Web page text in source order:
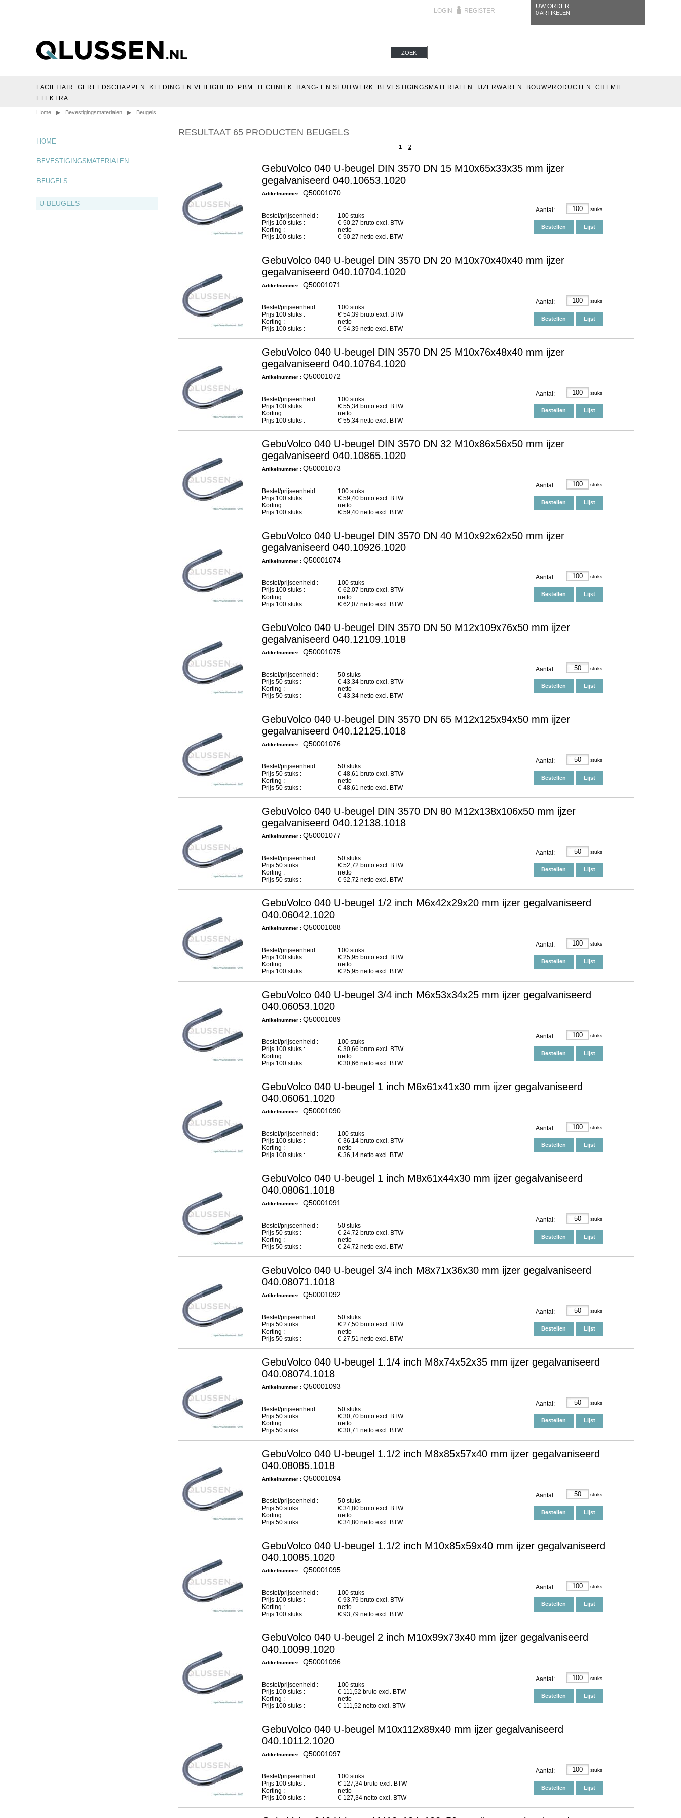
UW ORDER
0 ARTIKELEN
ZOEK
LOGIN REGISTER
FACILITAIR GEREEDSCHAPPEN KLEDING EN VEILIGHEID PBM TECHNIEK HANG- EN SLUITWERK BEVESTIGINGSMATERIALEN IJZERWAREN BOUWPRODUCTEN
CHEMIE
ELEKTRA
Home ▶ Bevestigingsmaterialen ▶ Beugels
HOME
BEVESTIGINGSMATERIALEN
BEUGELS
U-BEUGELS
RESULTAAT 65 PRODUCTEN BEUGELS
1 2
GebuVolco 040 U-beugel DIN 3570 DN 15 M10x65x33x35 mm ijzer
gegalvaniseerd 040.10653.1020
Artikelnummer : Q50001070
Bestel/prijseenheid :
100 stuks
Prijs 100 stuks : € 50,27 bruto excl. BTW
Korting :
netto
Prijs 100 stuks : € 50,27 netto excl. BTW
Aantal: stuks
Bestellen Lijst
GebuVolco 040 U-beugel DIN 3570 DN 20 M10x70x40x40 mm ijzer
gegalvaniseerd 040.10704.1020
Artikelnummer : Q50001071
Bestel/prijseenheid :
100 stuks
Prijs 100 stuks : € 54,39 bruto excl. BTW
Korting :
netto
Prijs 100 stuks : € 54,39 netto excl. BTW
Aantal: stuks
Bestellen Lijst
GebuVolco 040 U-beugel DIN 3570 DN 25 M10x76x48x40 mm ijzer
gegalvaniseerd 040.10764.1020
Artikelnummer : Q50001072
Bestel/prijseenheid :
100 stuks
Prijs 100 stuks : € 55,34 bruto excl. BTW
Korting :
netto
Prijs 100 stuks : € 55,34 netto excl. BTW
Aantal: stuks
Bestellen Lijst
GebuVolco 040 U-beugel DIN 3570 DN 32 M10x86x56x50 mm ijzer
gegalvaniseerd 040.10865.1020
Artikelnummer : Q50001073
Bestel/prijseenheid :
100 stuks
Prijs 100 stuks : € 59,40 bruto excl. BTW
Korting :
netto
Prijs 100 stuks : € 59,40 netto excl. BTW
Aantal: stuks
Bestellen Lijst
GebuVolco 040 U-beugel DIN 3570 DN 40 M10x92x62x50 mm ijzer
gegalvaniseerd 040.10926.1020
Artikelnummer : Q50001074
Bestel/prijseenheid :
100 stuks
Prijs 100 stuks : € 62,07 bruto excl. BTW
Korting :
netto
Prijs 100 stuks : € 62,07 netto excl. BTW
Aantal: stuks
Bestellen Lijst
GebuVolco 040 U-beugel DIN 3570 DN 50 M12x109x76x50 mm ijzer
gegalvaniseerd 040.12109.1018
Artikelnummer : Q50001075
Bestel/prijseenheid :
50 stuks
Prijs 50 stuks : € 43,34 bruto excl. BTW
Korting :
netto
Prijs 50 stuks : € 43,34 netto excl. BTW
Aantal: stuks
Bestellen Lijst
GebuVolco 040 U-beugel DIN 3570 DN 65 M12x125x94x50 mm ijzer
gegalvaniseerd 040.12125.1018
Artikelnummer : Q50001076
Bestel/prijseenheid :
50 stuks
Prijs 50 stuks : € 48,61 bruto excl. BTW
Korting :
netto
Prijs 50 stuks : € 48,61 netto excl. BTW
Aantal: stuks
Bestellen Lijst
GebuVolco 040 U-beugel DIN 3570 DN 80 M12x138x106x50 mm ijzer
gegalvaniseerd 040.12138.1018
Artikelnummer : Q50001077
Bestel/prijseenheid :
50 stuks
Prijs 50 stuks : € 52,72 bruto excl. BTW
Korting :
netto
Prijs 50 stuks : € 52,72 netto excl. BTW
Aantal: stuks
Bestellen Lijst
GebuVolco 040 U-beugel 1/2 inch M6x42x29x20 mm ijzer gegalvaniseerd
040.06042.1020
Artikelnummer : Q50001088
Bestel/prijseenheid :
100 stuks
Prijs 100 stuks : € 25,95 bruto excl. BTW
Korting :
netto
Prijs 100 stuks : € 25,95 netto excl. BTW
Aantal: stuks
Bestellen Lijst
GebuVolco 040 U-beugel 3/4 inch M6x53x34x25 mm ijzer gegalvaniseerd
040.06053.1020
Artikelnummer : Q50001089
Bestel/prijseenheid :
100 stuks
Prijs 100 stuks : € 30,66 bruto excl. BTW
Korting :
netto
Prijs 100 stuks : € 30,66 netto excl. BTW
Aantal: stuks
Bestellen Lijst
GebuVolco 040 U-beugel 1 inch M6x61x41x30 mm ijzer gegalvaniseerd
040.06061.1020
Artikelnummer : Q50001090
Bestel/prijseenheid :
100 stuks
Prijs 100 stuks : € 36,14 bruto excl. BTW
Korting :
netto
Prijs 100 stuks : € 36,14 netto excl. BTW
Aantal: stuks
Bestellen Lijst
GebuVolco 040 U-beugel 1 inch M8x61x44x30 mm ijzer gegalvaniseerd
040.08061.1018
Artikelnummer : Q50001091
Bestel/prijseenheid :
50 stuks
Prijs 50 stuks : € 24,72 bruto excl. BTW
Korting :
netto
Prijs 50 stuks : € 24,72 netto excl. BTW
Aantal: stuks
Bestellen Lijst
GebuVolco 040 U-beugel 3/4 inch M8x71x36x30 mm ijzer gegalvaniseerd
040.08071.1018
Artikelnummer : Q50001092
Bestel/prijseenheid :
50 stuks
Prijs 50 stuks : € 27,50 bruto excl. BTW
Korting :
netto
Prijs 50 stuks : € 27,51 netto excl. BTW
Aantal: stuks
Bestellen Lijst
GebuVolco 040 U-beugel 1.1/4 inch M8x74x52x35 mm ijzer gegalvaniseerd
040.08074.1018
Artikelnummer : Q50001093
Bestel/prijseenheid :
50 stuks
Prijs 50 stuks : € 30,70 bruto excl. BTW
Korting :
netto
Prijs 50 stuks : € 30,71 netto excl. BTW
Aantal: stuks
Bestellen Lijst
GebuVolco 040 U-beugel 1.1/2 inch M8x85x57x40 mm ijzer gegalvaniseerd
040.08085.1018
Artikelnummer : Q50001094
Bestel/prijseenheid :
50 stuks
Prijs 50 stuks : € 34,80 bruto excl. BTW
Korting :
netto
Prijs 50 stuks : € 34,80 netto excl. BTW
Aantal: stuks
Bestellen Lijst
GebuVolco 040 U-beugel 1.1/2 inch M10x85x59x40 mm ijzer gegalvaniseerd
040.10085.1020
Artikelnummer : Q50001095
Bestel/prijseenheid :
100 stuks
Prijs 100 stuks : € 93,79 bruto excl. BTW
Korting :
netto
Prijs 100 stuks : € 93,79 netto excl. BTW
Aantal: stuks
Bestellen Lijst
GebuVolco 040 U-beugel 2 inch M10x99x73x40 mm ijzer gegalvaniseerd
040.10099.1020
Artikelnummer : Q50001096
Bestel/prijseenheid :
100 stuks
Prijs 100 stuks : € 111,52 bruto excl. BTW
Korting :
netto
Prijs 100 stuks : € 111,52 netto excl. BTW
Aantal: stuks
Bestellen Lijst
GebuVolco 040 U-beugel M10x112x89x40 mm ijzer gegalvaniseerd
040.10112.1020
Artikelnummer : Q50001097
Bestel/prijseenheid :
100 stuks
Prijs 100 stuks : € 127,34 bruto excl. BTW
Korting :
netto
Prijs 100 stuks : € 127,34 netto excl. BTW
Aantal: stuks
Bestellen Lijst